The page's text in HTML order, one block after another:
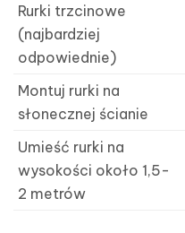
Rurki trzcinowe
(najbardziej
odpowiednie)
Montuj rurki na
słonecznej ścianie
Umieść rurki na
wysokości około 1,5-
2 metrów